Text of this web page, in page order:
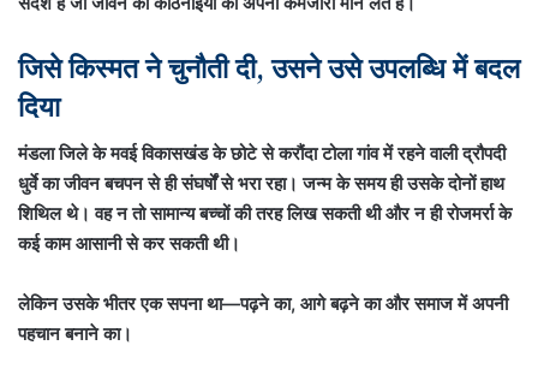
जिसे किस्मत ने चुनौती दी, उसने उसे उपलब्धि में बदल
दिया
मंडला जिले के मवई विकासखंड के छोटे से करौंदा टोला गांव में रहने वाली द्रौपदी
धुर्वे का जीवन बचपन से ही संघर्षों से भरा रहा। जन्म के समय ही उसके दोनों हाथ
शिथिल थे। वह न तो सामान्य बच्चों की तरह लिख सकती थी और न ही रोजमर्रा के
कई काम आसानी से कर सकती थी।
लेकिन उसके भीतर एक सपना था—पढ़ने का, आगे बढ़ने का और समाज में अपनी
पहचान बनाने का।